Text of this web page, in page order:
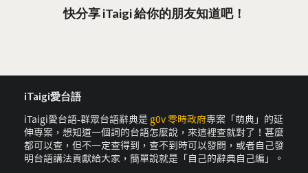
快分享 iTaigi 給你的朋友知道吧！
iTaigi愛台語
iTaigi愛台語-群眾台語辭典是 g0v 零時政府專案「萌典」的延
伸專案，想知道一個詞的台語怎麼說，來這裡查就對了！甚麼
都可以查，但不一定查得到，查不到時可以發問，或者自己發
明台語講法貢獻給大家，簡單說就是「自己的辭典自己編」。